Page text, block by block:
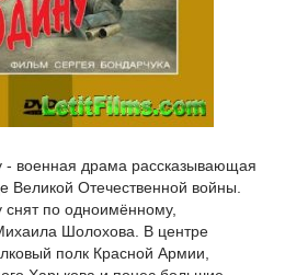
- военная драма рассказывающая
Отечественной войны.
по одноимённому,
Шолохова. В центре
полк Красной Армии,